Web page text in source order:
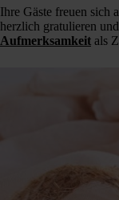
Ihre Gäste freuen sich
herzlich gratulieren
Aufmerksamkeit als